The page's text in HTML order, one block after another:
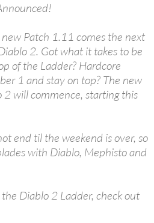
Patch 1.11 comes the next
2. Got what it takes to be
of the Ladder? Hardcore
1 and stay on top? The new
2 will commence, starting this
end til the weekend is over, so
with Diablo, Mephisto and
Diablo 2 Ladder, check out